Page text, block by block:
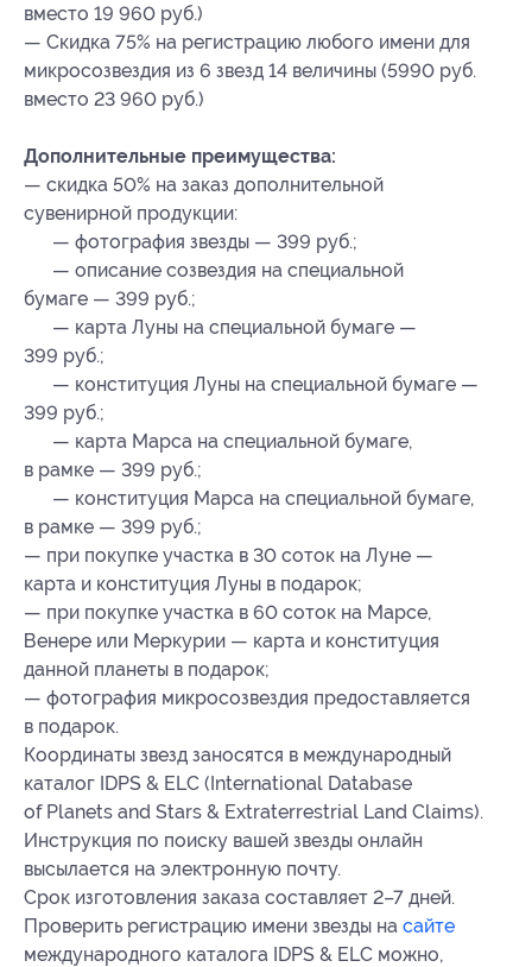
вместо 19 960 руб.)
— Скидка 75% на регистрацию любого имени для
микросозвездия из 6 звезд 14 величины (5990 руб.
вместо 23 960 руб.)
Дополнительные преимущества:
— скидка 50% на заказ дополнительной
сувенирной продукции:
— фотография звезды — 399 руб.;
— описание созвездия на специальной
бумаге — 399 руб.;
— карта Луны на специальной бумаге —
399 руб.;
— конституция Луны на специальной бумаге —
399 руб.;
— карта Марса на специальной бумаге,
в рамке — 399 руб.;
— конституция Марса на специальной бумаге,
в рамке — 399 руб.;
— при покупке участка в 30 соток на Луне —
карта и конституция Луны в подарок;
— при покупке участка в 60 соток на Марсе,
Венере или Меркурии — карта и конституция
данной планеты в подарок;
— фотография микросозвездия предоставляется
в подарок.
Координаты звезд заносятся в международный
каталог IDPS & ELC (International Database
of Planets and Stars & Extraterrestrial Land Claims).
Инструкция по поиску вашей звезды онлайн
высылается на электронную почту.
Срок изготовления заказа составляет 2–7 дней.
Проверить регистрацию имени звезды на сайте
международного каталога IDPS & ELC можно,